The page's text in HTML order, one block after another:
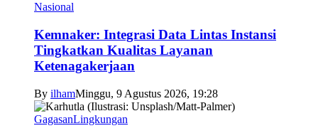
Nasional
Kemnaker: Integrasi Data Lintas Instansi
Tingkatkan Kualitas Layanan
Ketenagakerjaan
By ilhamMinggu, 9 Agustus 2026, 19:28
GagasanLingkungan